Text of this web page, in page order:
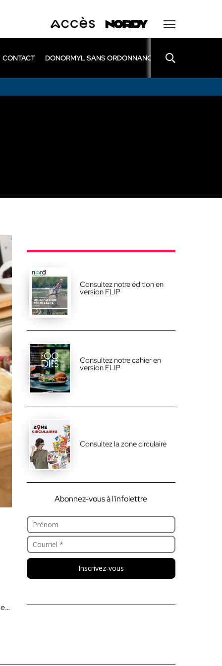
CONTACT DONORMYL SANS ORDONNANCE LEXOMIL SANS
Consultez notre édition en
version FLIP
Consultez notre cahier en
version FLIP
Consultez la zone circulaire
Abonnez-vous à l'infolettre
Inscrivez-vous